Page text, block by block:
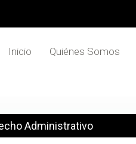
Inicio Quiénes Somos
Administrativo